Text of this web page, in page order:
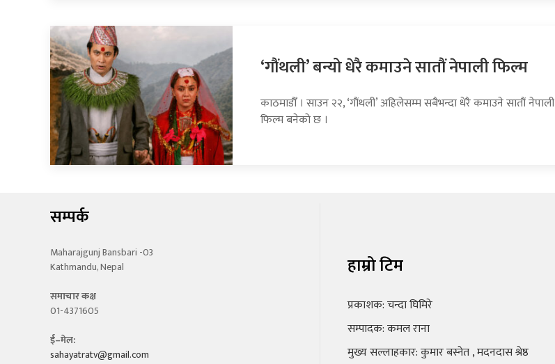
‘गौंथली’ बन्यो धेरै कमाउने सातौं नेपाली फिल्म
काठमाडौँ । साउन २२, ‘गौंथली’ अहिलेसम्म सबैभन्दा धेरै कमाउने सातौं नेपाली
फिल्म बनेको छ ।
सम्पर्क
Maharajgunj Bansbari -03
Kathmandu, Nepal
समाचार कक्ष
01-4371605
ई–मेल:
sahayatratv@gmail.com
हाम्रो टिम
प्रकाशक: चन्दा घिमिरे
सम्पादक: कमल राना
मुख्य सल्लाहकार: कुमार बस्नेत , मदनदास श्रेष्ठ